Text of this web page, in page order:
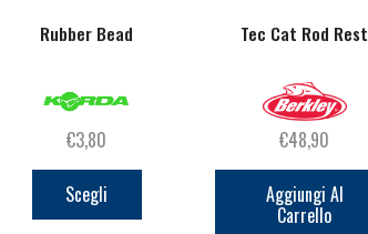
Rubber Bead
€3,80
Scegli
Questo
ha
Tec Cat Rod Rest
€48,90
Aggiungi Al
Carrello